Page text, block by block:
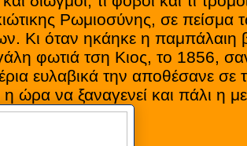
Ρωμιοσύνης, σε πείσμα
Κι όταν ηκάηκε η παμπάλαιη
φωτιά τση Κιος, το 1856,
ευλαβικά την αποθέσανε σε
ώρα να ξαναγενεί και πάλι η